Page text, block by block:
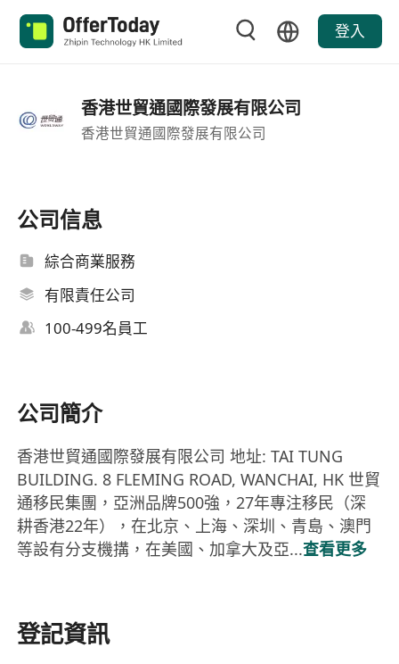
登入
香港世貿通國際發展有限公司
香港世貿通國際發展有限公司
公司信息
綜合商業服務
有限責任公司
100-499名員工
公司簡介
香港世貿通國際發展有限公司 地址: TAI TUNG
BUILDING. 8 FLEMING ROAD, WANCHAI, HK 世貿
通移民集團，亞洲品牌500強，27年專注移民（深
耕香港22年），在北京、上海、深圳、青島、澳門
等設有分支機搆，在美國、加拿大及亞...查看更多
登記資訊